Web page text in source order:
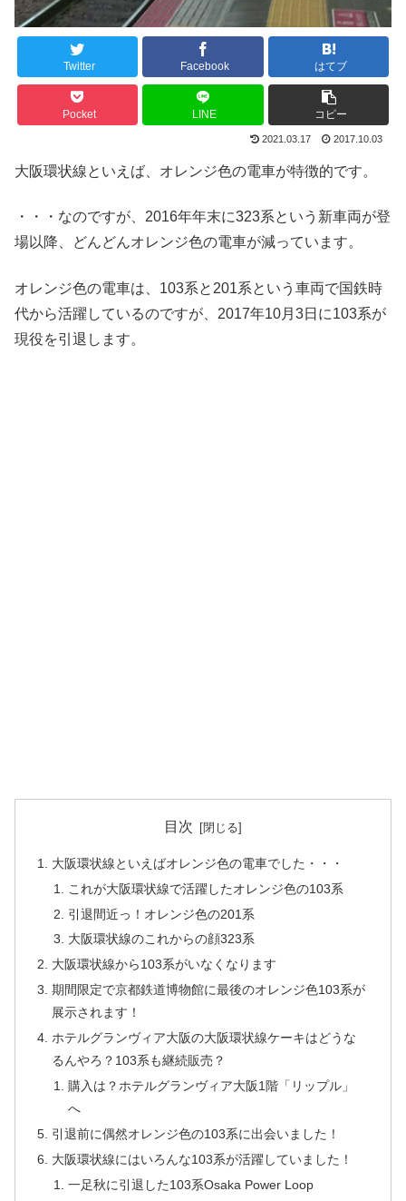
Twitter Facebook はてブ
Pocket LINE コピー
2021.03.17 2017.10.03
大阪環状線といえば、オレンジ色の電車が特徴的です。
・・・なのですが、2016年年末に323系という新車両が登
場以降、どんどんオレンジ色の電車が減っています。
オレンジ色の電車は、103系と201系という車両で国鉄時
代から活躍しているのですが、2017年10月3日に103系が
現役を引退します。
目次
大阪環状線といえばオレンジ色の電車でした・・・
これが大阪環状線で活躍したオレンジ色の103系
引退間近っ！オレンジ色の201系
大阪環状線のこれからの顔323系
大阪環状線から103系がいなくなります
期間限定で京都鉄道博物館に最後のオレンジ色103系が
展示されます！
ホテルグランヴィア大阪の大阪環状線ケーキはどうな
るんやろ？103系も継続販売？
購入は？ホテルグランヴィア大阪1階「リップル」
へ
引退前に偶然オレンジ色の103系に出会いました！
大阪環状線にはいろんな103系が活躍していました！
一足秋に引退した103系Osaka Power Loop